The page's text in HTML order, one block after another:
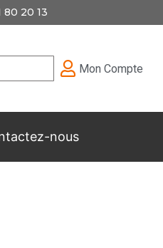
80 20 13
Mon Compte
nous